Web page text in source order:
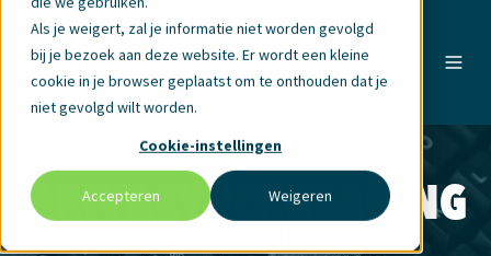
Als je weigert, zal je informatie niet worden gevolgd
bij je bezoek aan deze website. Er wordt een kleine
cookie in je browser geplaatst om te onthouden dat je
niet gevolgd wilt worden.
Cookie-instellingen
Accepteren Weigeren
NL
PRIVACYVERKLARING